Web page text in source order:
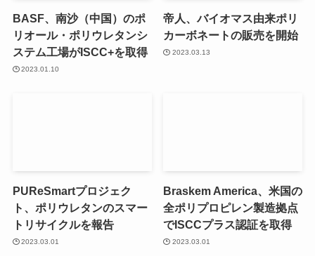
BASF、南沙（中国）のポ
リオール・ポリウレタンシ
ステム工場がISCC+を取得
2023.01.10
帝人、バイオマス由来ポリ
カーボネートの販売を開始
2023.03.13
PUReSmartプロジェク
ト、ポリウレタンのスマー
トリサイクルを報告
2023.03.01
Braskem America、米国の
全ポリプロピレン製造拠点
でISCCプラス認証を取得
2023.03.01